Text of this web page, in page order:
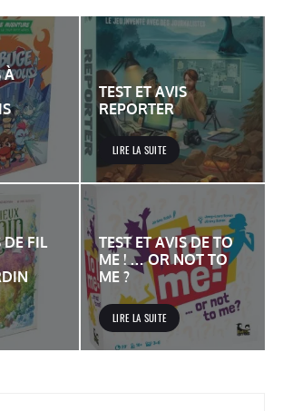
À
TEST ET AVIS
REPORTER
LIRE LA SUITE
DE FIL
TEST ET AVIS DE TO
ME ! … OR NOT TO
ME ?
LIRE LA SUITE